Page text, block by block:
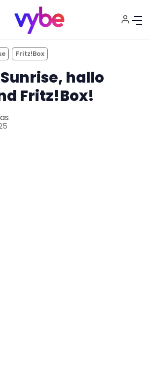
Fritz!Box
hallo
Fritz!Box!